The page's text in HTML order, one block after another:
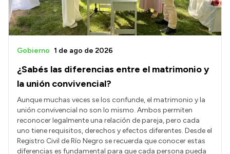
¿Sabés las diferencias entre el matrimonio y
la unión convivencial?
Gobierno 1 de ago de 2026
Aunque muchas veces se los confunde, el matrimonio y la
unión convivencial no son lo mismo. Ambos permiten
reconocer legalmente una relación de pareja, pero cada
uno tiene requisitos, derechos y efectos diferentes. Desde el
Registro Civil de Río Negro se recuerda que conocer estas
diferencias es fundamental para que cada persona pueda